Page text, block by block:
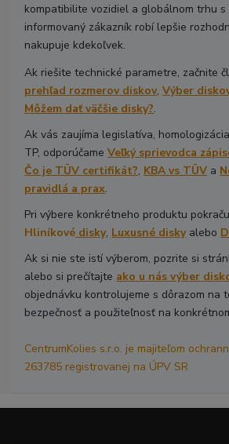
kompatibilite vozidiel a globálnom trhu s
informovaný zákazník robí lepšie
nakupuje kdekoľvek.
Ak riešite technické parametre, začnite
prehľad rozmerov diskov,Výber
Môžem dať väčšie disky?.
Ak vás zaujíma legislatíva,
TP, odporúčameVeľký sprievodca
Čo je TÜV certifikát?, KBA vs TÜV a
pravidlá a prax.
Pri výbere konkrétneho produktu
Hliníkové disky, Luxusné diskyalebo
Ak si nie ste istí výberom, pozrite si
alebo si prečítajte ako u nás výber
objednávku kontrolujeme s dôrazom na
bezpečnosť a použiteľnosť na
CentrumKolies s.r.o. je majiteľom
263785 registrovanej na ÚPV SR